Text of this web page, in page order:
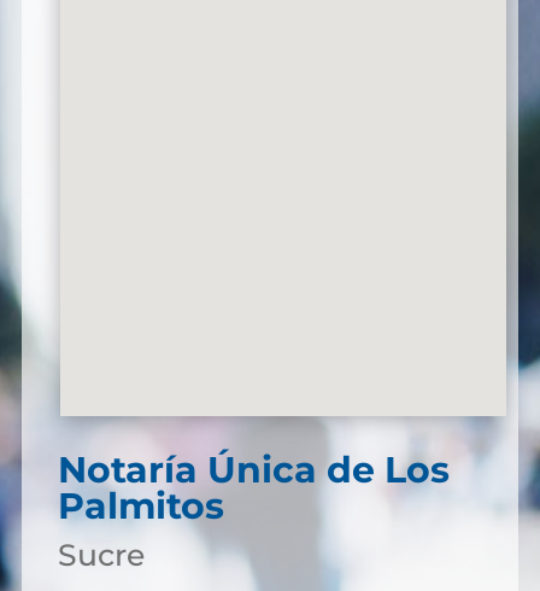
Notaría Única de Los
Palmitos
Sucre